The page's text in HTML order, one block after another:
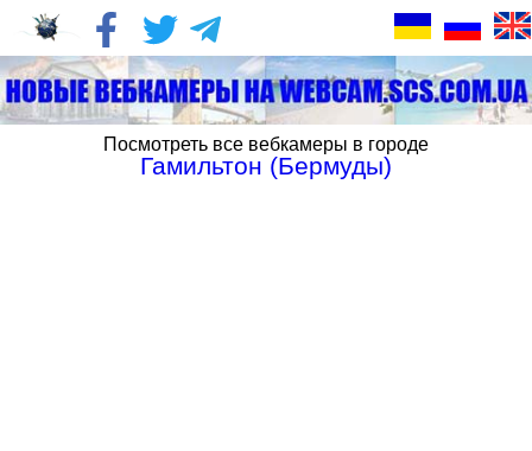
Посмотреть все вебкамеры в городе
Гамильтон (Бермуды)